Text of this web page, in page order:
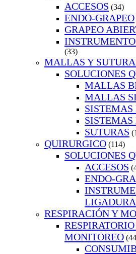
ACCESOS (34)
ENDO-GRAPEO
GRAPEO
(33)
MALLAS Y
SOLUCIONES
MALLAS
MALLAS
SISTEMAS
SUTURAS
QUIRURGICO (114)
SOLUCIONES
ACCESOS
ENDO-
RESPIRACIÓN Y
MONITOREO